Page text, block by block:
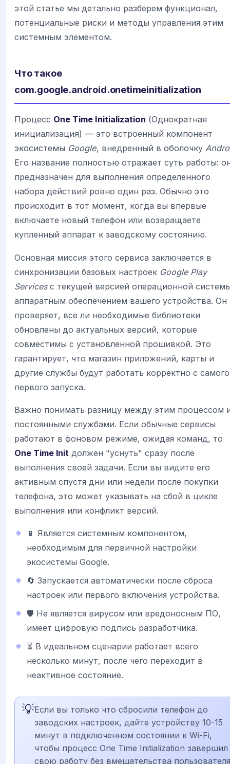
этой статье мы детально разберем функционал,
потенциальные риски и методы управления этим
системным элементом.
Что такое
com.google.android.onetimeinitialization
Процесс One Time Initialization (Однократная
инициализация) — это встроенный компонент
экосистемы Google, внедренный в оболочку
Его название полностью отражает суть работы:
предназначен для выполнения определенного
набора действий ровно один раз. Обычно это
происходит в тот момент, когда вы впервые
включаете новый телефон или возвращаете
купленный аппарат к заводскому состоянию.
Основная миссия этого сервиса заключается в
синхронизации базовых настроек Google Play
Servicesс текущей версией операционной
аппаратным обеспечением вашего устройства. Он
проверяет, все ли необходимые библиотеки
обновлены до актуальных версий, которые
совместимы с установленной прошивкой. Это
гарантирует, что магазин приложений, карты и
другие службы будут работать корректно с самого
первого запуска.
Важно понимать разницу между этим процессом
постоянными службами. Если обычные сервисы
работают в фоновом режиме, ожидая команд, то
One Time Init должен "уснуть" сразу после
выполнения своей задачи. Если вы видите его
активным спустя дни или недели после покупки
телефона, это может указывать на сбой в цикле
выполнения или конфликт версий.
📱 Является системным компонентом,
необходимым для первичной настройки
экосистемы Google.
🔄 Запускается автоматически после сброса
настроек или первого включения устройства.
🛡️ Не является вирусом или вредоносным ПО,
имеет цифровую подпись разработчика.
⏳ В идеальном сценарии работает всего
несколько минут, после чего переходит в
неактивное состояние.
💡Если вы только что сбросили телефон до
заводских настроек, дайте устройству 10-15
минут в подключенном состоянии к Wi-Fi,
чтобы процесс One Time Initialization завершил
свою работу без вмешательства